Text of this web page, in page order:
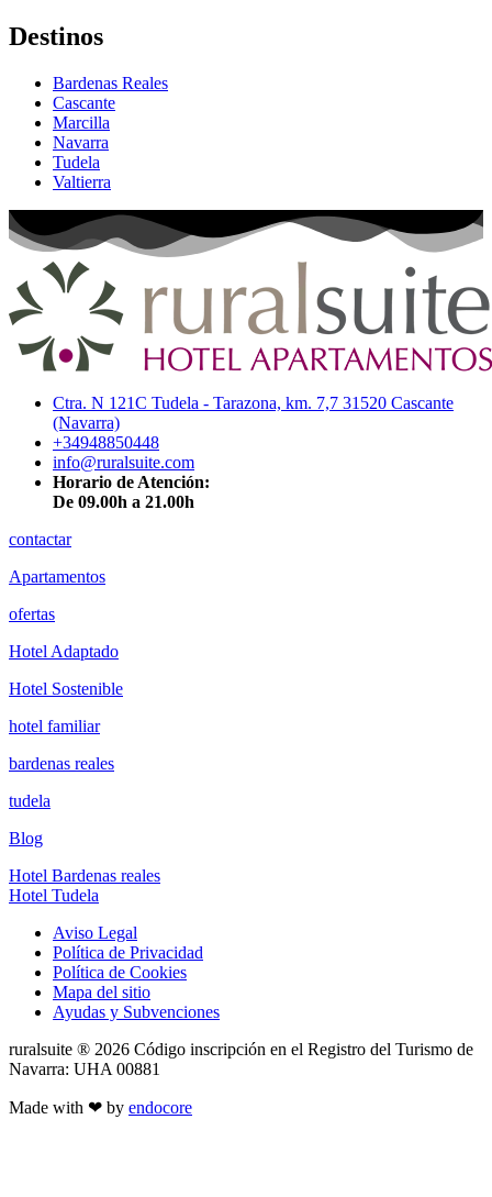
Destinos
Bardenas Reales
Cascante
Marcilla
Navarra
Tudela
Valtierra
Ctra. N 121C Tudela - Tarazona, km. 7,7 31520 Cascante
(Navarra)
+34948850448
info@ruralsuite.com
Horario de Atención:
De 09.00h a 21.00h
contactar
Apartamentos
ofertas
Hotel Adaptado
Hotel Sostenible
hotel familiar
bardenas reales
tudela
Blog
Hotel Bardenas reales
Hotel Tudela
Aviso Legal
Política de Privacidad
Política de Cookies
Mapa del sitio
Ayudas y Subvenciones
ruralsuite ® 2026 Código inscripción en el Registro del Turismo de
Navarra: UHA 00881
Made with ❤ by endocore